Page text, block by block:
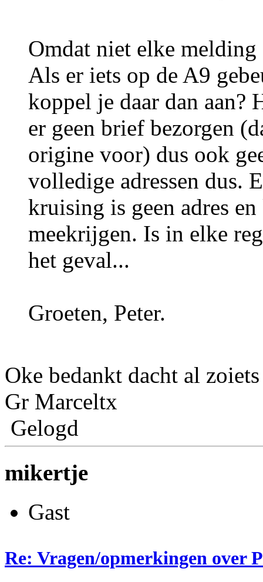
Omdat niet elke
Als er iets op de A9
koppel je daar dan aan?
er geen brief bezorgen
origine voor) dus ook
volledige adressen dus.
kruising is geen adres
meekrijgen. Is in elke
het geval...
Groeten, Peter.
Oke bedankt dacht al
Gr Marceltx
Gelogd
mikertje
Gast
Re: Vragen/opmerkingen over